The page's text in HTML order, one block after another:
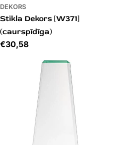
DEKORS
Stikla Dekors [W371]
(caurspīdīga)
Cena
€30,58